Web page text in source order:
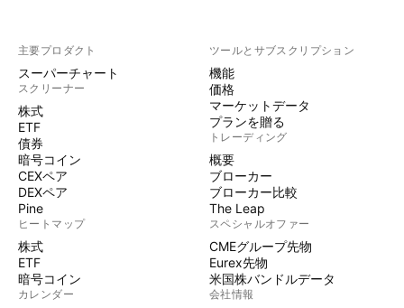
主要プロダクト
スーパーチャート
スクリーナー
株式
ETF
債券
暗号コイン
CEXペア
DEXペア
Pine
ヒートマップ
株式
ETF
暗号コイン
カレンダー
ツールとサブスクリプション
機能
価格
マーケットデータ
プランを贈る
トレーディング
概要
ブローカー
ブローカー比較
The Leap
スペシャルオファー
CMEグループ先物
Eurex先物
米国株バンドルデータ
会社情報